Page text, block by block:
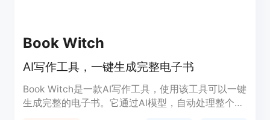
Book Witch
AI写作工具，一键生成完整电子书
Book Witch是一款AI写作工具，使用该工具可以一键
生成完整的电子书。它通过AI模型，自动处理整个写